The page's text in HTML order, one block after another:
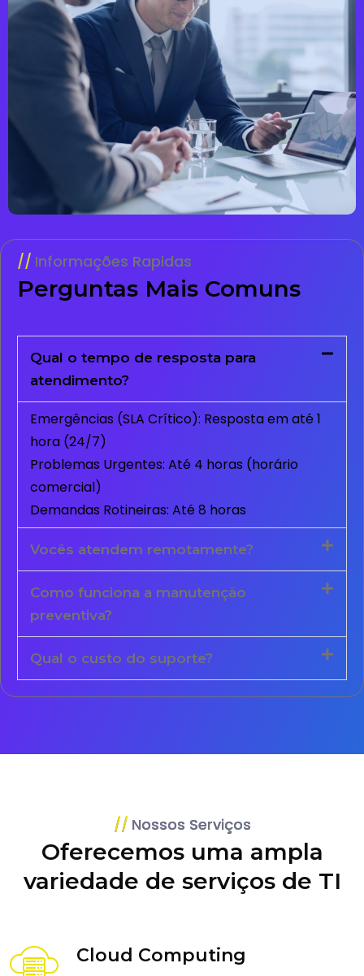
Informações Rapidas
Perguntas Mais Comuns
Qual o tempo de resposta para
atendimento?
Emergências (SLA Crítico): Resposta em até 1
hora (24/7)
Problemas Urgentes: Até 4 horas (horário
comercial)
Demandas Rotineiras: Até 8 horas
Vocês atendem remotamente?
Como funciona a manutenção
preventiva?
Qual o custo do suporte?
Nossos Serviços
Oferecemos uma ampla
variedade de serviços de TI
Cloud Computing